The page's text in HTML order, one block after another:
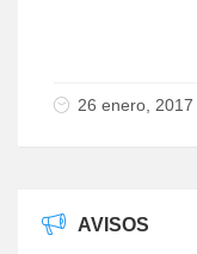
26 enero, 2017
AVISOS